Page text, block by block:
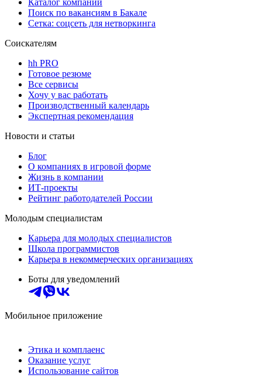
Каталог компаний
Поиск по вакансиям в Бакале
Сетка: соцсеть для нетворкинга
Соискателям
hh PRO
Готовое резюме
Все сервисы
Хочу у вас работать
Производственный календарь
Экспертная рекомендация
Новости и статьи
Блог
О компаниях в игровой форме
Жизнь в компании
ИТ-проекты
Рейтинг работодателей России
Молодым специалистам
Карьера для молодых специалистов
Школа программистов
Карьера в некоммерческих организациях
Боты для уведомлений
Мобильное приложение
Этика и комплаенс
Оказание услуг
Использование сайтов